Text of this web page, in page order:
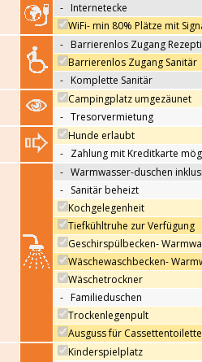
- Internetecke
WiFi- min 80% Plätze mit
- Barrierenlos Zugang
Barrierenlos Zugang Sanitär
- Komplette Sanitär
Campingplatz umgezäunet
- Tresorvermietung
Hunde erlaubt
- Zahlung mit Kreditkarte
- Warmwasser-duschen
- Sanitär beheizt
Kochgelegenheit
Tiefkühltruhe zur Verfügung
Geschirspülbecken-
Wäschewaschbecken-
Wäschetrockner
- Familieduschen
Trockenlegenpult
Ausguss für
Kinderspielplatz